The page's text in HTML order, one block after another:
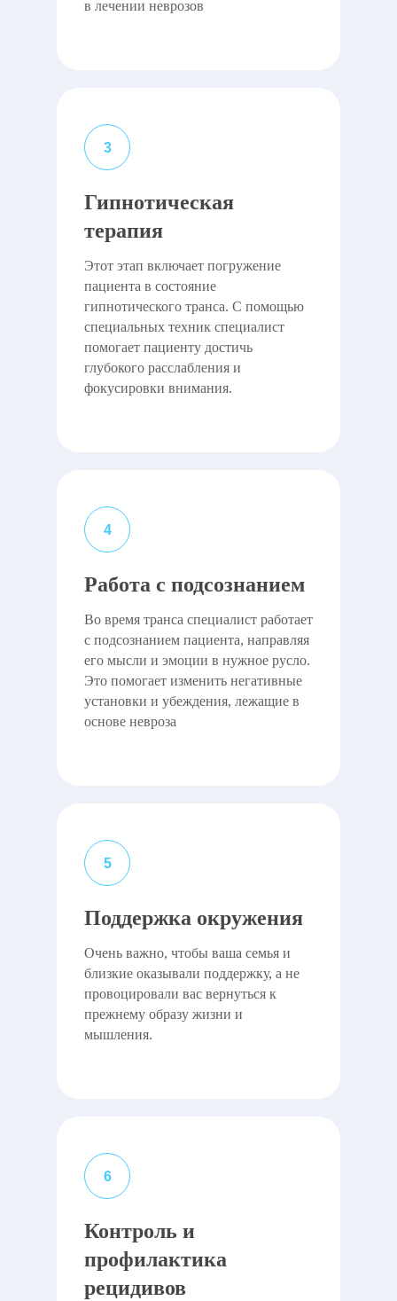
в лечении неврозов
Гипнотическая
терапия
Этот этап включает погружение
пациента в состояние
гипнотического транса. С помощью
специальных техник специалист
помогает пациенту достичь
глубокого расслабления и
фокусировки внимания.
Работа с подсознанием
Во время транса специалист работает
с подсознанием пациента, направляя
его мысли и эмоции в нужное русло.
Это помогает изменить негативные
установки и убеждения, лежащие в
основе невроза
Поддержка окружения
Очень важно, чтобы ваша семья и
близкие оказывали поддержку, а не
провоцировали вас вернуться к
прежнему образу жизни и
мышления.
Контроль и
профилактика
рецидивов